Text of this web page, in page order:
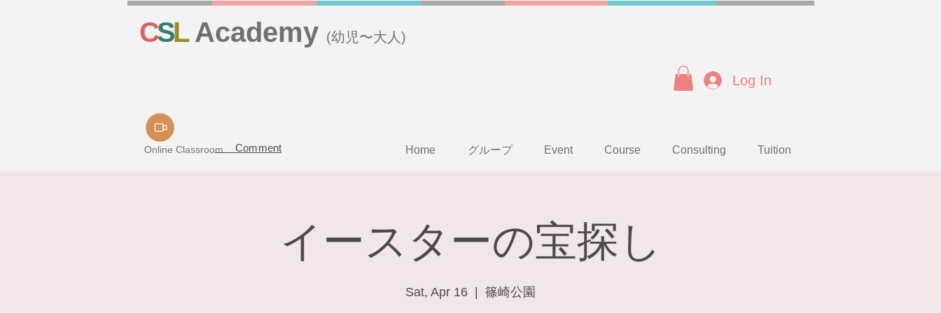
CSL Academy (幼児〜大人)
Log In
Online ClassroomComment Home グループ Event Course Consulting Tuition
イースターの宝探し
Sat, Apr 16
  |
篠崎公園